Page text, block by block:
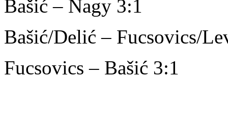
Bašić – Nagy 3:1
Bašić/Delić – Fucsovics/
Fucsovics – Bašić 3:1